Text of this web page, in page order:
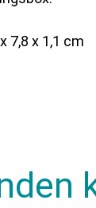
7,8 x 1,1 cm